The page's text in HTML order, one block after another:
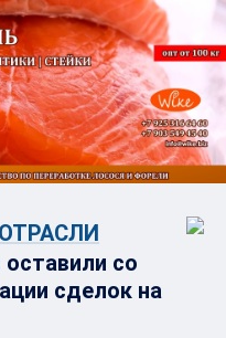
со
сделок на